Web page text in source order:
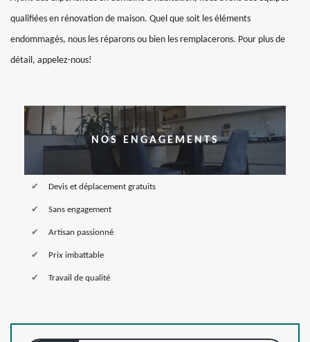
qualifiées en rénovation de maison. Quel que soit les éléments
endommagés, nous les réparons ou bien les remplacerons. Pour plus de
détail, appelez-nous!
NOS ENGAGEMENTS
Devis et déplacement gratuits
Sans engagement
Artisan passionné
Prix imbattable
Travail de qualité